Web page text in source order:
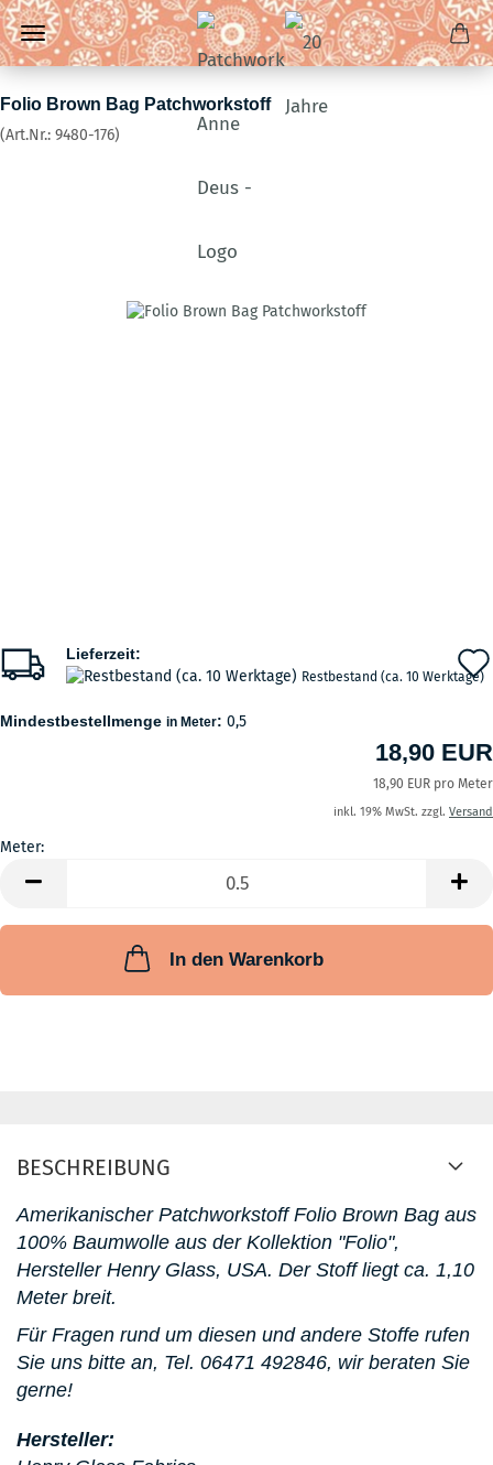
Folio Brown Bag Patchworkstoff
(Art.Nr.: 9480-176)
Lieferzeit:
Restbestand (ca. 10 Werktage)
Mindestbestellmenge in Meter: 0,5
18,90 EUR
18,90 EUR pro Meter
inkl. 19% MwSt. zzgl. Versand
Meter:
In den Warenkorb
BESCHREIBUNG
Amerikanischer Patchworkstoff Folio Brown Bag aus
100% Baumwolle aus der Kollektion "Folio",
Hersteller Henry Glass, USA. Der Stoff liegt ca. 1,10
Meter breit.
Für Fragen rund um diesen und andere Stoffe rufen
Sie uns bitte an, Tel. 06471 492846, wir beraten Sie
gerne!
Hersteller: